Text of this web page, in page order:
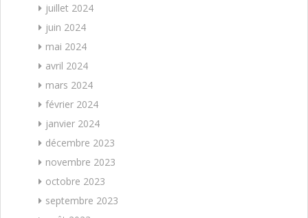
juillet 2024
juin 2024
mai 2024
avril 2024
mars 2024
février 2024
janvier 2024
décembre 2023
novembre 2023
octobre 2023
septembre 2023